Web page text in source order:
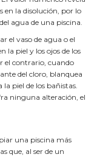
en la disolución, por lo
agua de una piscina.
el vaso de agua o el
la piel y los ojos de los
el contrario, cuando
del cloro, blanquea
piel de los bañistas.
ninguna alteración, el
una piscina más
que, al ser de un